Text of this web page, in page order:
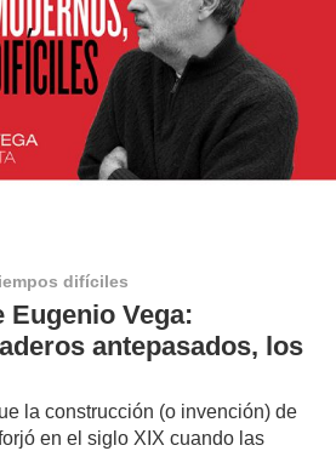
difíciles
Eugenio Vega:
antepasados, los
la construcción (o invención) de
en el siglo XIX cuando las